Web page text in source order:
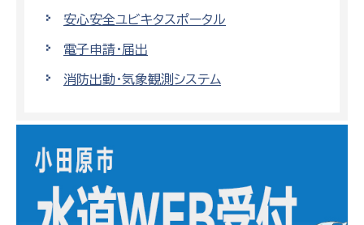
安心安全ユビキタスポータル
電子申請・届出
消防出動・気象観測システム